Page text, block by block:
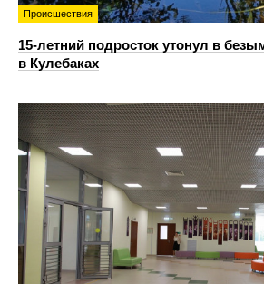
Происшествия
15-летний подросток утонул в
в Кулебаках